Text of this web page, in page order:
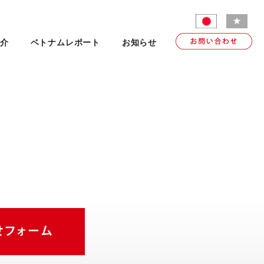
ベトナムレポート お知らせ